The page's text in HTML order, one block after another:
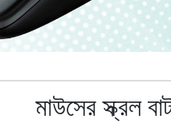
মাউসের স্ক্রল